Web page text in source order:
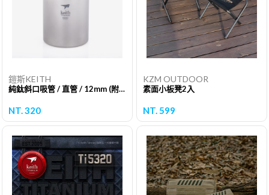
鎧斯KEITH
純鈦斜口吸管 / 直管 / 12mm (附清潔刷) / Ti3702
NT. 320
KZM OUTDOOR
素面小板凳2入
NT. 599